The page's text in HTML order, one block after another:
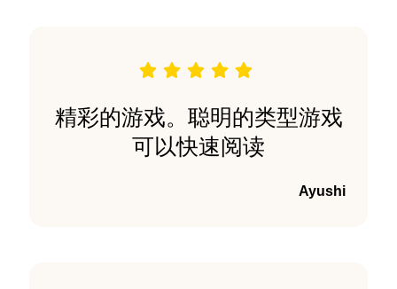
精彩的游戏。聪明的类型游戏
可以快速阅读
Ayushi